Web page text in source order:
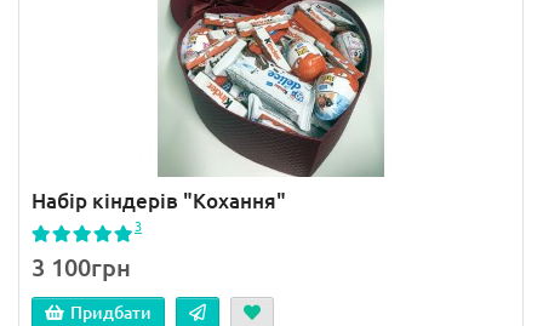
Набір кіндерів "Кохання"
3
3 100грн
Придбати